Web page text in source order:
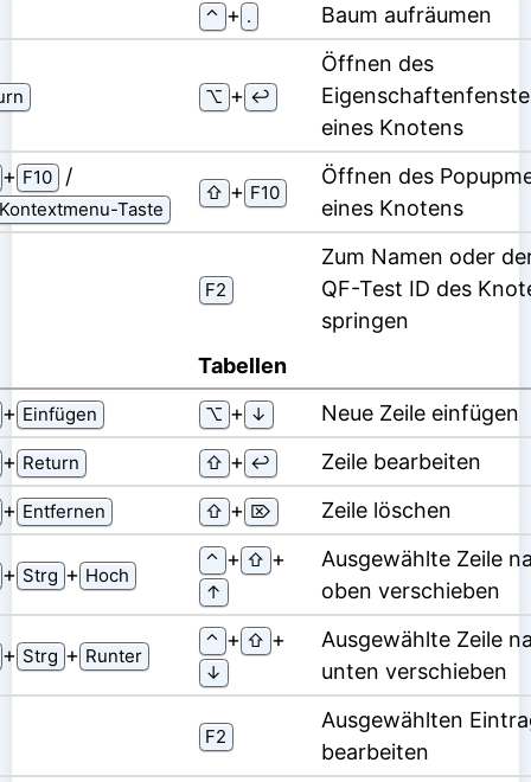
⌃ ⁠+⁠ . Baum aufräumen
⌥ ⁠+⁠ ↩
Öffnen des
eines Knotens
⁠+⁠ F10 /
Taste
⇧ ⁠+⁠ F10
Öffnen des
eines Knotens
F2
Zum Namen oder
QF-Test ID des
springen
Tabellen
⁠+⁠ Einfügen ⌥ ⁠+⁠ ↓
Neue Zeile einfügen
⁠+⁠ Return ⇧ ⁠+⁠ ↩
Zeile bearbeiten
⁠+⁠ Entfernen ⇧ ⁠+⁠ ⌦ Zeile löschen
⁠+⁠ Strg ⁠+⁠ Hoch
⌃ ⁠+⁠ ⇧ ⁠+⁠
↑
Ausgewählte Zeile
oben verschieben
⁠+⁠ Strg ⁠+⁠ Runter
⌃ ⁠+⁠ ⇧ ⁠+⁠
↓
Ausgewählte Zeile
unten verschieben
F2
Ausgewählten
bearbeiten